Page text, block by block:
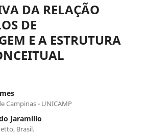
DA RELAÇÃO
DE
E A ESTRUTURA
Campinas - UNICAMP
Jaramillo
Brasil.